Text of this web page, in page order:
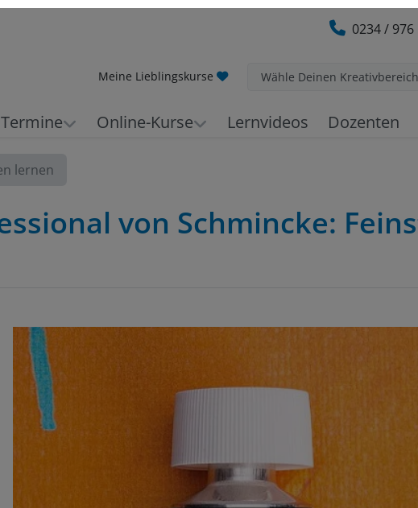
0234 / 976
Meine Lieblingskurse
Termine Online-Kurse Lernvideos Dozenten
lernen
von Schmincke: